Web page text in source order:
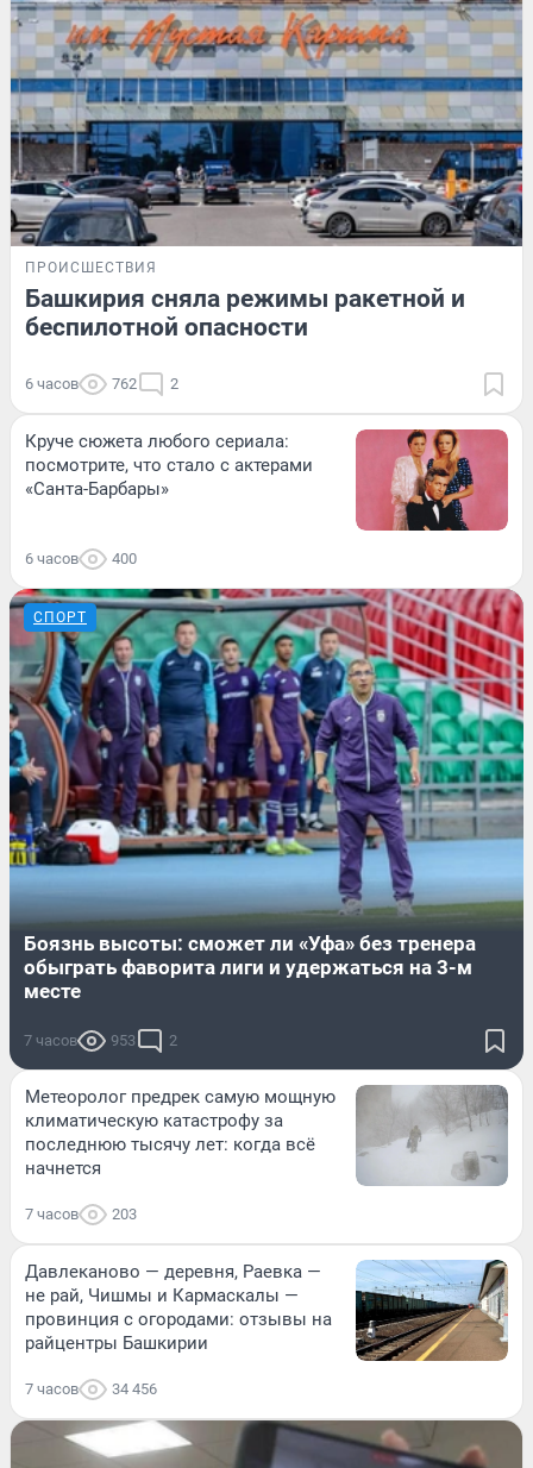
ПРОИСШЕСТВИЯ
Башкирия сняла режимы ракетной и
беспилотной опасности
6 часов 762 2
Круче сюжета любого сериала:
посмотрите, что стало с актерами
«Санта-Барбары»
6 часов 400
СПОРТ
Боязнь высоты: сможет ли «Уфа» без тренера
обыграть фаворита лиги и удержаться на 3-м
месте
7 часов 953 2
Метеоролог предрек самую мощную
климатическую катастрофу за
последнюю тысячу лет: когда всё
начнется
7 часов 203
Давлеканово — деревня, Раевка —
не рай, Чишмы и Кармаскалы —
провинция с огородами: отзывы на
райцентры Башкирии
7 часов 34 456